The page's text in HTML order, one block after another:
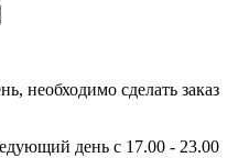
необходимо сделать заказ
день с 17.00 - 23.00